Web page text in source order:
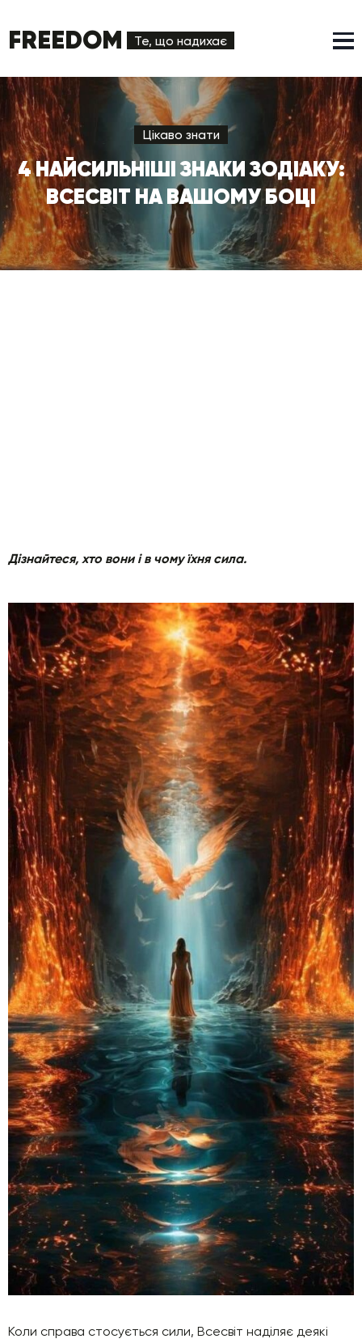
FREEDOM Те, що надихає
Цікаво знати
4 НАЙСИЛЬНІШІ ЗНАКИ ЗОДІАКУ:
ВСЕСВІТ НА ВАШОМУ БОЦІ
Дізнайтеся, хто вони і в чому їхня сила.
Коли справа стосується сили, Всесвіт наділяє деякі